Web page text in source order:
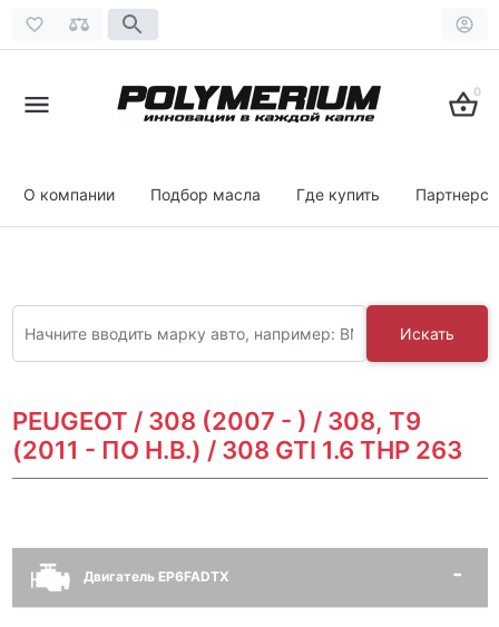
0
О компании Подбор масла Где купить
Искать
PEUGEOT / 308 (2007 - ) / 308, T9
(2011 - ПО Н.В.) / 308 GTI 1.6 THP 263
Двигатель EP6FADTX